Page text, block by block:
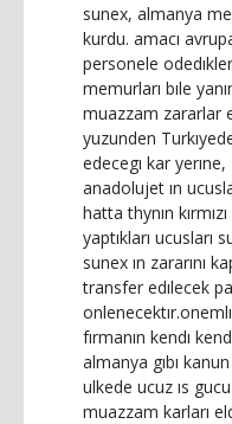
sunex, almanya
kurdu. amacı
personele
memurları bıle
muazzam zararlar
yuzunden
edecegı kar
anadolujet ın
hatta thynın
yaptıkları ucusları
sunex ın zararını
transfer edılecek
fırmanın kendı
almanya gıbı
ulkede ucuz ıs gucu
muazzam karları